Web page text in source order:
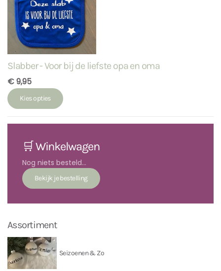
Slabber - Voor bij de liefste opa en oma
€ 9,95
Kies opties
🛒 Winkelwagen
Nog niets besteld...
Assortiment
Seizoenen & Zo